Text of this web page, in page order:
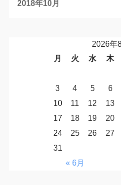
2018年10月
2026年
月
火 水 木
« 6月
3
4 5 6
10
11 12 13
17
18 19 20
24
25 26 27
31